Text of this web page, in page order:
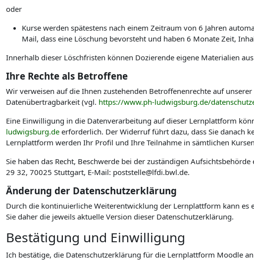
oder
Kurse werden spätestens nach einem Zeitraum von 6 Jahren
Mail, dass eine Löschung bevorsteht und haben 6 Monate Zeit,
Innerhalb dieser Löschfristen können Dozierende eigene Materialien
Ihre Rechte als Betroffene
Wir verweisen auf die Ihnen zustehenden Betroffenenrechte auf
Datenübertragbarkeit (vgl. https://www.ph-ludwigsburg.de/
Eine Einwilligung in die Datenverarbeitung auf dieser Lernplattform
ludwigsburg.de erforderlich. Der Widerruf führt dazu, dass Sie danach
Lernplattform werden Ihr Profil und Ihre Teilnahme in sämtlichen
Sie haben das Recht, Beschwerde bei der zuständigen
29 32, 70025 Stuttgart, E-Mail: poststelle@lfdi.bwl.de.
Änderung der Datenschutzerklärung
Durch die kontinuierliche Weiterentwicklung der Lernplattform kann
Sie daher die jeweils aktuelle Version dieser Datenschutzerklärung.
Bestätigung und Einwilligung
Ich bestätige, die Datenschutzerklärung für die Lernplattform Moodle